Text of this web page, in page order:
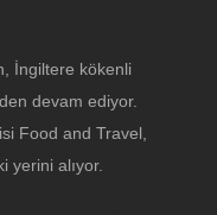
İngiltere kökenli
devam ediyor.
Food and Travel,
yerini alıyor.